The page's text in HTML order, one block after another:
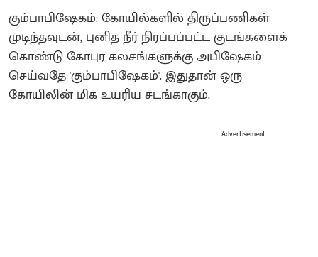
​கும்பாபிஷேகம்: கோயில்களில் திருப்பணிகள்
முடிந்தவுடன், புனித நீர் நிரப்பப்பட்ட குடங்களைக்
கொண்டு கோபுர கலசங்களுக்கு அபிஷேகம்
செய்வதே 'கும்பாபிஷேகம்'. இதுதான் ஒரு
கோயிலின் மிக உயரிய சடங்காகும்.
Advertisement